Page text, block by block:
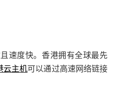
速度快。香港拥有全球最先
云主机可以通过高速网络链接